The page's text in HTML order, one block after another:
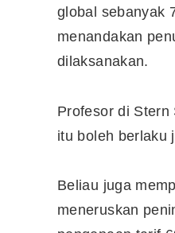
global sebanyak
menandakan
dilaksanakan.
Profesor di Stern
itu boleh berlaku
Beliau juga
meneruskan